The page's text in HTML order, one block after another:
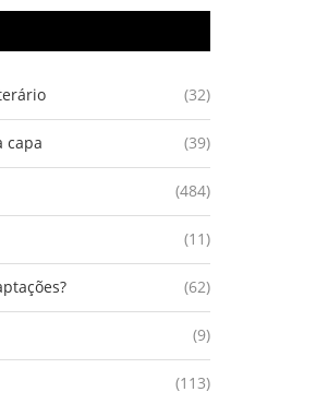
(32)
capa (39)
(484)
(11)
(62)
(9)
(113)